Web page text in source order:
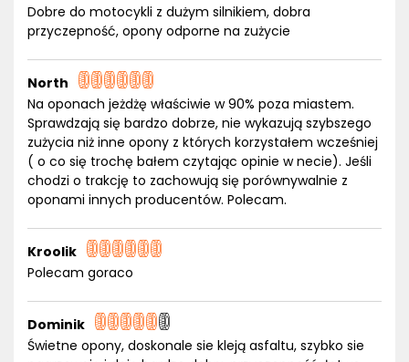
Dobre do motocykli z dużym silnikiem, dobra
przyczepność, opony odporne na zużycie
North
Na oponach jeżdżę właściwie w 90% poza miastem.
Sprawdzają się bardzo dobrze, nie wykazują szybszego
zużycia niż inne opony z których korzystałem wcześniej
( o co się trochę bałem czytając opinie w necie). Jeśli
chodzi o trakcję to zachowują się porównywalnie z
oponami innych producentów. Polecam.
Kroolik
Polecam goraco
Dominik
Świetne opony, doskonale sie kleją asfaltu, szybko sie